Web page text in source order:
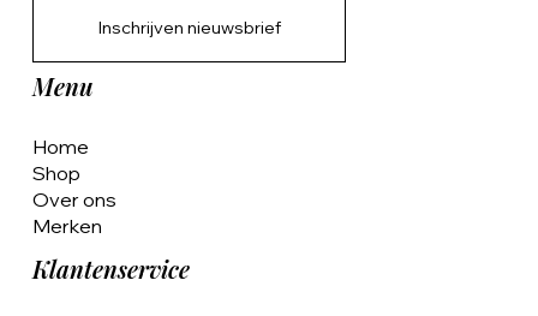
Inschrijven nieuwsbrief
Menu
Home
Shop
Over ons
Merken
Klantenservice